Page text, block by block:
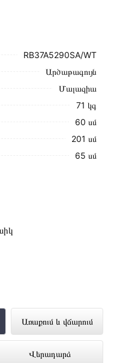
RB37A5290SA/WT
Արծաթագույն
Մալազիա
71 կգ
60 սմ
201 սմ
65 սմ
Առաքում և վճարում
Վերադարձ
է
լավագույն